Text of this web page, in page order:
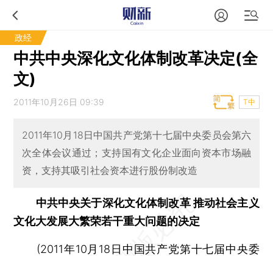
政经
中共中央深化文化体制改革决定(全
文)
2011年10月26日 09:39 T中
2011年10月18日中国共产党第十七届中央委员会第六
次全体会议通过；支持国有文化企业面向资本市场融
资，支持其吸引社会资本进行股份制改造
中共中央关于深化文化体制改革 推动社会主义
文化大发展大繁荣若干重大问题的决定
(2011年10月18日中国共产党第十七届中央委